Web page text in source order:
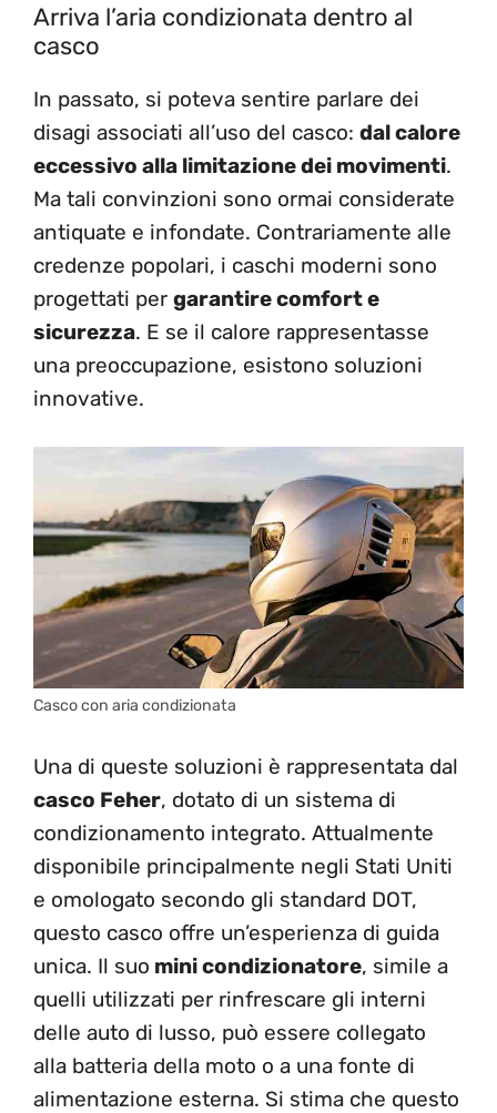
Arriva l’aria condizionata dentro al
casco
In passato, si poteva sentire parlare dei
disagi associati all’uso del casco: dal calore
eccessivo alla limitazione dei movimenti.
Ma tali convinzioni sono ormai considerate
antiquate e infondate. Contrariamente alle
credenze popolari, i caschi moderni sono
progettati per garantire comfort e
sicurezza. E se il calore rappresentasse
una preoccupazione, esistono soluzioni
innovative.
Casco con aria condizionata
Una di queste soluzioni è rappresentata dal
casco Feher, dotato di un sistema di
condizionamento integrato. Attualmente
disponibile principalmente negli Stati Uniti
e omologato secondo gli standard DOT,
questo casco offre un’esperienza di guida
unica. Il suo mini condizionatore, simile a
quelli utilizzati per rinfrescare gli interni
delle auto di lusso, può essere collegato
alla batteria della moto o a una fonte di
alimentazione esterna. Si stima che questo